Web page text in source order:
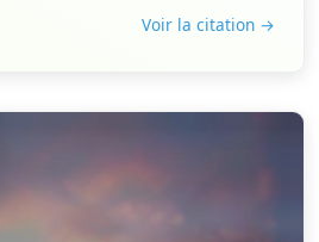
Voir la citation →